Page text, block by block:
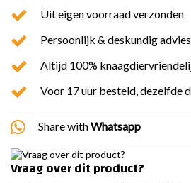
Uit eigen voorraad verzonden
Persoonlijk & deskundig advies
Altijd 100%
Voor 17 uur besteld, dezelfde
Share withWhatsapp
Vraag over dit product?